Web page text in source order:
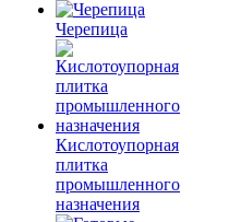
Черепица
Кислотоупорная
плитка
промышленного
назначения